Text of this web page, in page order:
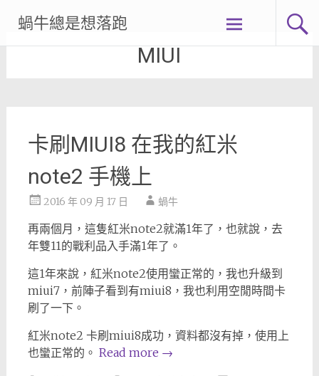
content
蝸牛總是想落跑
MIUI
卡刷MIUI8 在我的紅米
note2 手機上
2016 年 09 月 17 日 蝸牛
再兩個月，這隻紅米note2就滿1年了，也就說，去
年雙11的戰利品入手滿1年了。
這1年來說，紅米note2使用蠻正常的，我也升級到
miui7，前陣子看到有miui8，我也利用空閒時間卡
刷了一下。
紅米note2 卡刷miui8成功，資料都沒有掉，使用上
也蠻正常的。 Read more →